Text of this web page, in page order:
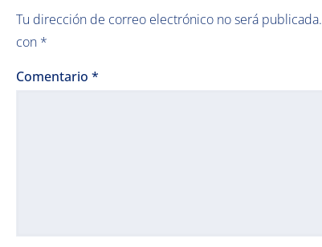
Tu dirección de correo electrónico no será publicada.
con *
Comentario *